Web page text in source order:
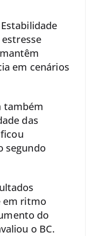
em cenários
também
das
segundo
em ritmo
do
o BC.